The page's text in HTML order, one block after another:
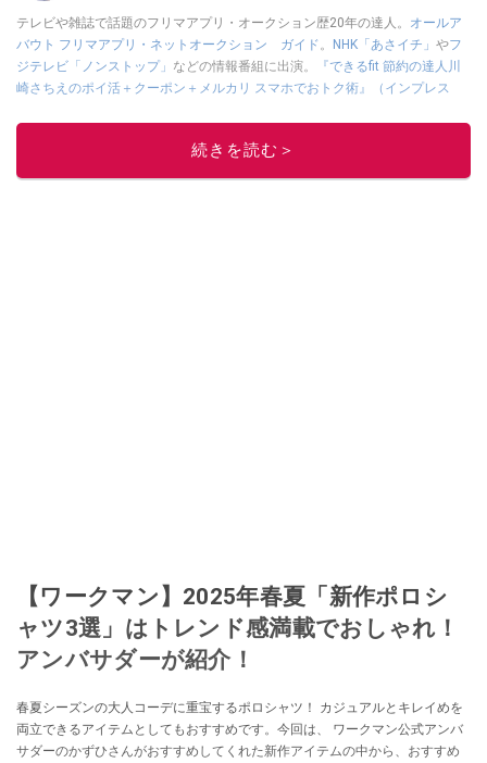
テレビや雑誌で話題のフリマアプリ・オークション歴20年の達人。 オールア
バウト フリマアプリ・ネットオークション ガイド。 NHK「あさイチ」 やフ
ジテレビ「ノンストップ」 などの情報番組に出演。
『できるfit 節約の達人川
崎さちえのポイ活＋クーポン＋メルカリ スマホでおトク術』（インプレス
的に稼ぐ！』（翔泳社刊）
■経歴：2003年、夫が子育てをするために、突然会社を辞める。翌月からの
続きを読む＞
【ワークマン】2025年春夏「新作ポロシ
ャツ3選」はトレンド感満載でおしゃれ！
アンバサダーが紹介！
春夏シーズンの大人コーデに重宝するポロシャツ！ カジュアルとキレイめを
両立できるアイテムとしてもおすすめです。今回は、 ワークマン公式アンバ
サダーのかずひさんがおすすめしてくれた新作アイテムの中から、おすすめ